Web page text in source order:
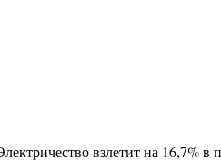
взлетит на 16,7% в